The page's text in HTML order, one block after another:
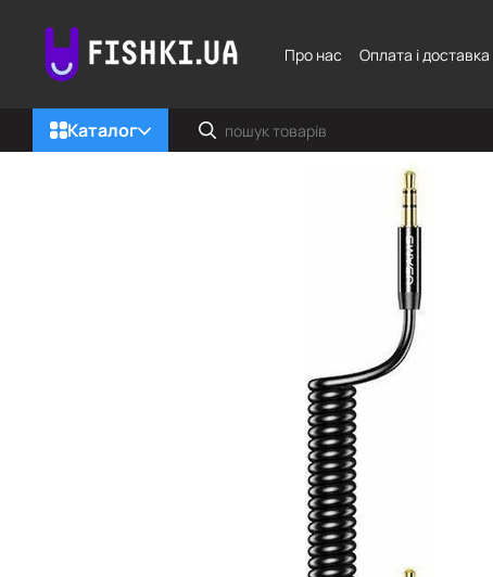
Про нас
Оплата і доставка
Каталог